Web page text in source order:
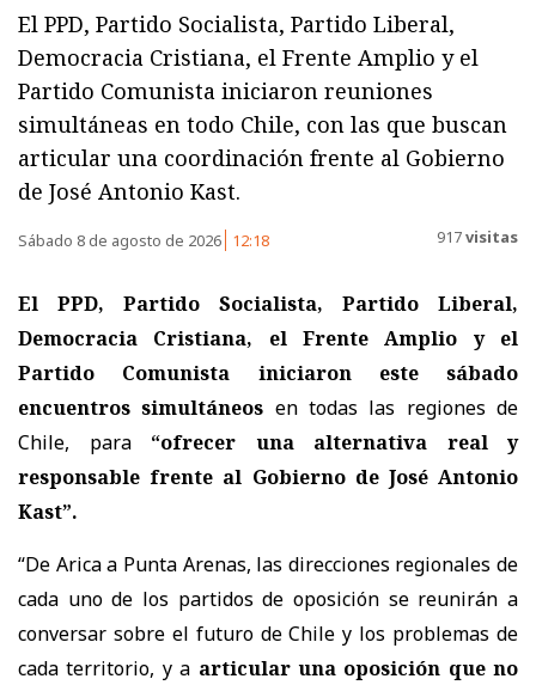
El PPD, Partido Socialista, Partido Liberal,
Democracia Cristiana, el Frente Amplio y el
Partido Comunista iniciaron reuniones
simultáneas en todo Chile, con las que buscan
articular una coordinación frente al Gobierno
de José Antonio Kast.
Sábado 8 de agosto de 2026 12:18 917visitas
El PPD, Partido Socialista, Partido Liberal,
Democracia Cristiana, el Frente Amplio y el
Partido Comunista iniciaron este sábado
encuentros simultáneos en todas las regiones de
Chile, para “ofrecer una alternativa real y
responsable frente al Gobierno de José Antonio
Kast”.
“De Arica a Punta Arenas, las direcciones regionales de
cada uno de los partidos de oposición se reunirán a
conversar sobre el futuro de Chile y los problemas de
cada territorio, y a articular una oposición que no